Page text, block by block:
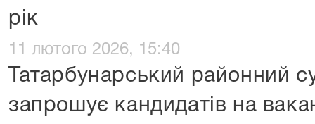
рік
11 лютого 2026, 15:40
Татарбунарський районний
запрошує кандидатів на